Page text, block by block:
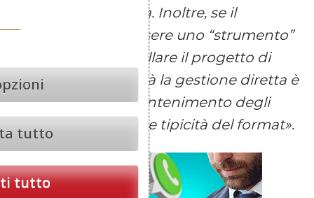
sviluppare la catena. Inoltre, se il
franchising può essere uno “strumento”
iniziale per far decollare il progetto di
espansione, in realtà la gestione diretta è
una garanzia di mantenimento degli
standard di qualità e tipicità del format».
tutto
tutto